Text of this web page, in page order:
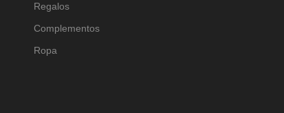
Regalos
Complementos
Ropa